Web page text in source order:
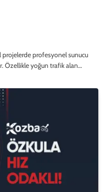
profesyonel sunucu
Özellikle yoğun trafik alan…